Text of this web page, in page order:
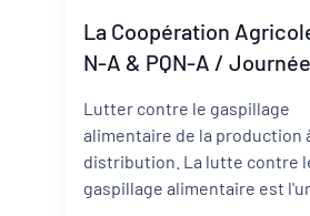
nécessaires pour
une ambition politique en
territorial.
La Coopération
N-A & PQN-A / Journée
contre le gaspillage
alimentaire
Lutter contre le gaspillage
alimentaire de la production
distribution. La lutte contre
gaspillage alimentaire est